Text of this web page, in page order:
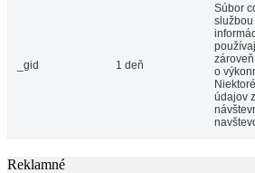
_gid 1 deň
Súbor
službou
o
údajov
Reklamné